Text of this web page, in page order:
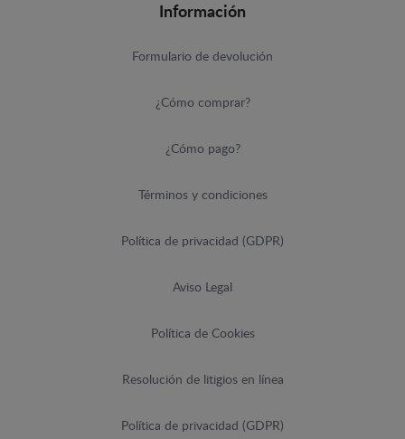
Información
Formulario de devolución
¿Cómo comprar?
¿Cómo pago?
Términos y condiciones
Política de privacidad (GDPR)
Aviso Legal
Política de Cookies
Resolución de litigios en línea
Política de privacidad (GDPR)